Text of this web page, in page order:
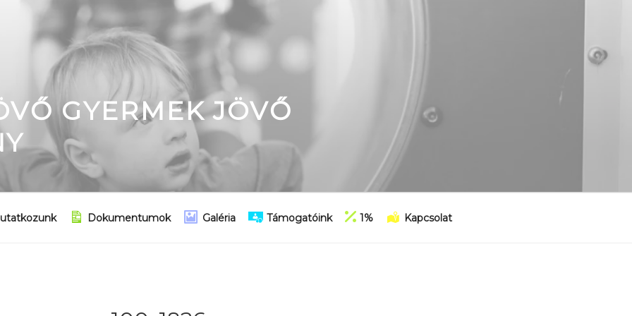
GYERMEK JÖVŐ
Dokumentumok Galéria Támogatóink 1% Kapcsolat